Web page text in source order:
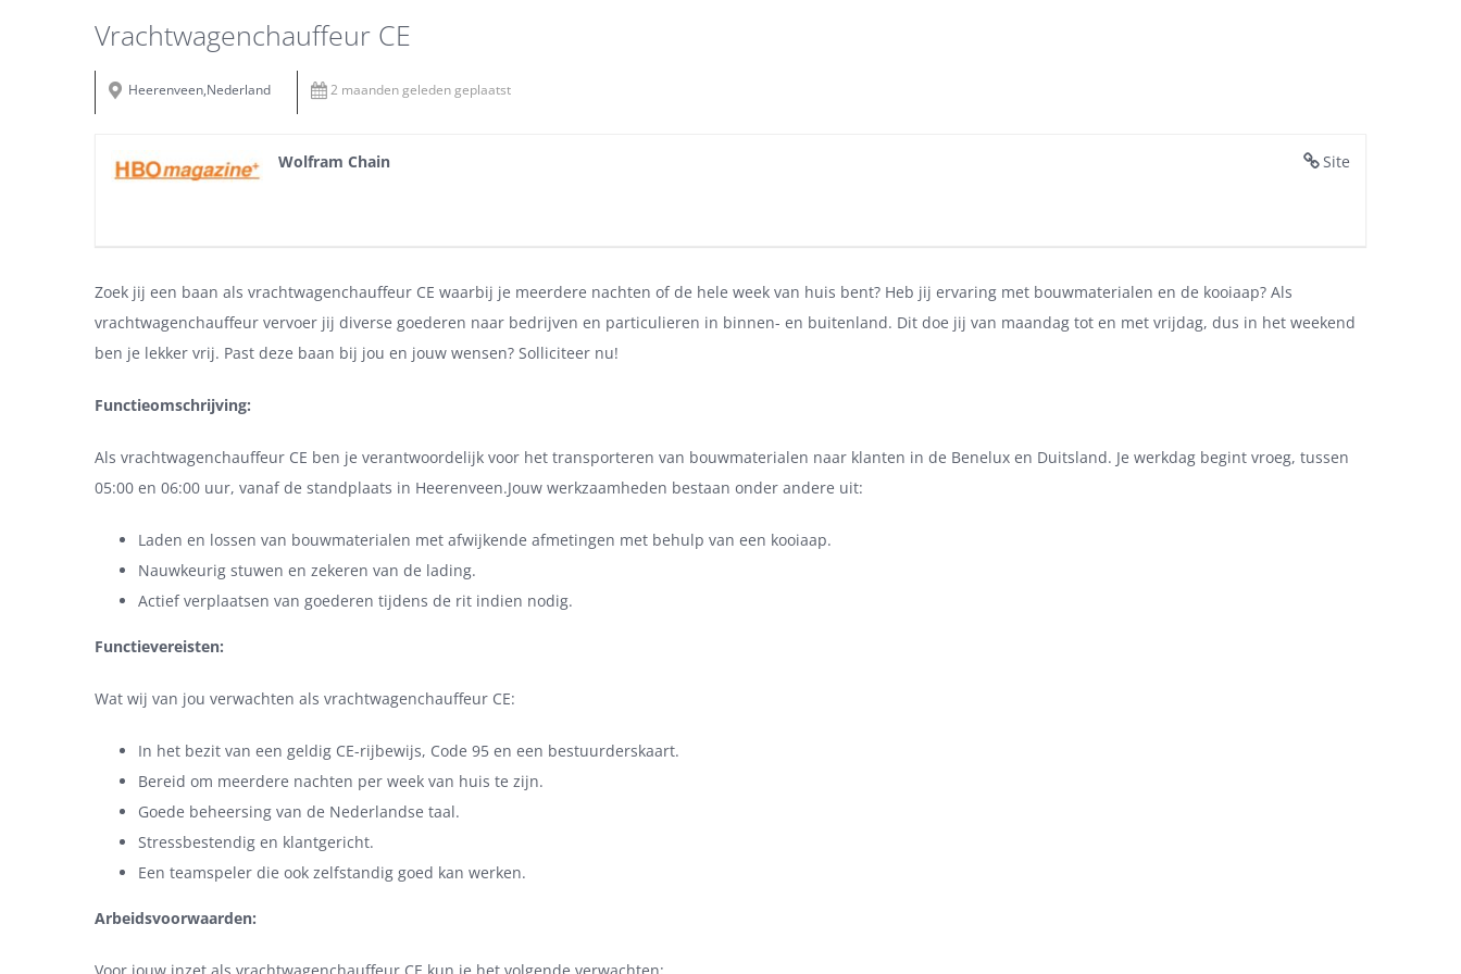
Vrachtwagenchauffeur CE
Heerenveen,Nederland 2 maanden geleden geplaatst
Site
Wolfram Chain
Zoek jij een baan als vrachtwagenchauffeur CE waarbij je meerdere nachten of de hele week van huis bent? Heb jij ervaring met bouwmaterialen en de kooiaap? Als
vrachtwagenchauffeur vervoer jij diverse goederen naar bedrijven en particulieren in binnen- en buitenland. Dit doe jij van maandag tot en met vrijdag, dus in het weekend
ben je lekker vrij. Past deze baan bij jou en jouw wensen? Solliciteer nu!
Functieomschrijving:
Als vrachtwagenchauffeur CE ben je verantwoordelijk voor het transporteren van bouwmaterialen naar klanten in de Benelux en Duitsland. Je werkdag begint vroeg, tussen
05:00 en 06:00 uur, vanaf de standplaats in Heerenveen.Jouw werkzaamheden bestaan onder andere uit:
Laden en lossen van bouwmaterialen met afwijkende afmetingen met behulp van een kooiaap.
Nauwkeurig stuwen en zekeren van de lading.
Actief verplaatsen van goederen tijdens de rit indien nodig.
Functievereisten:
Wat wij van jou verwachten als vrachtwagenchauffeur CE:
In het bezit van een geldig CE-rijbewijs, Code 95 en een bestuurderskaart.
Bereid om meerdere nachten per week van huis te zijn.
Goede beheersing van de Nederlandse taal.
Stressbestendig en klantgericht.
Een teamspeler die ook zelfstandig goed kan werken.
Arbeidsvoorwaarden: